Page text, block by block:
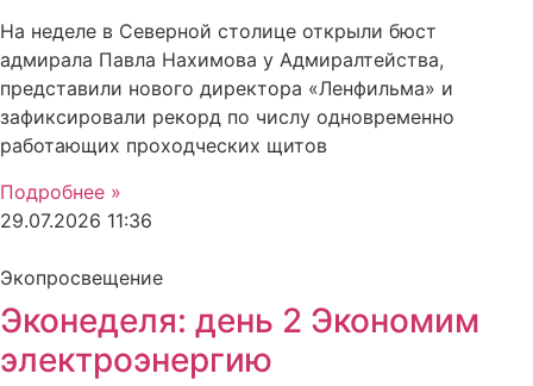
На неделе в Северной столице открыли бюст
адмирала Павла Нахимова у Адмиралтейства,
представили нового директора «Ленфильма» и
зафиксировали рекорд по числу одновременно
работающих проходческих щитов
Подробнее »
29.07.2026 11:36
Экопросвещение
Эконеделя: день 2 Экономим
электроэнергию